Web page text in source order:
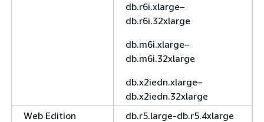
db.r6i.xlarge–
db.r6i.32xlarge
db.m6i.xlarge–
db.m6i.32xlarge
db.x2iedn.xlarge–
db.x2iedn.32xlarge
Web Edition
db.r5.large-db.r5.4xlarge